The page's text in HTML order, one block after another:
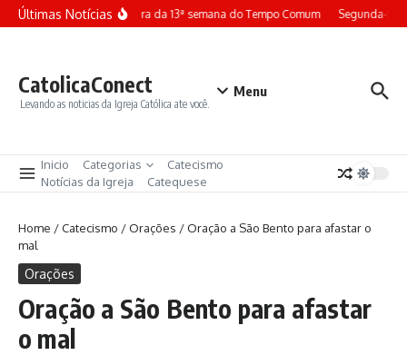
Ir para o conteúdo
Últimas NotíciasTerça-feira da 13ª semana do Tempo Comum Segunda-
CatolicaConect
Levando as noticias da Igreja Católica ate você.
Menu
Inicio Categorias
Catecismo
Notícias da Igreja
Catequese
Home /Catecismo /Orações /Oração a São Bento para afastar o
mal
Orações
Oração a São Bento para afastar
o mal